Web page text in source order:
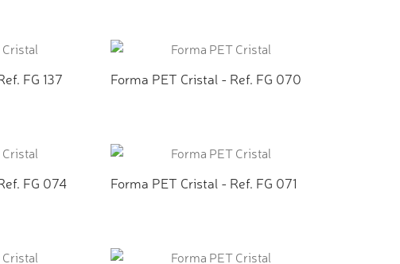
FG 137 Forma PET Cristal - Ref. FG 070
FG 074 Forma PET Cristal - Ref. FG 071